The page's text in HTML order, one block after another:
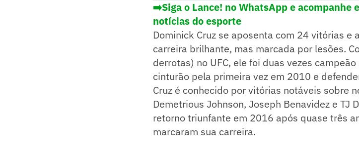
➡️Siga o Lance! no WhatsApp e acompanhe
notícias do esporte
Dominick Cruz se aposenta com 24 vitórias e
carreira brilhante, mas marcada por lesões.
derrotas) no UFC, ele foi duas vezes
cinturão pela primeira vez em 2010 e
Cruz é conhecido por vitórias notáveis sobre
Demetrious Johnson, Joseph Benavidez e TJ
retorno triunfante em 2016 após quase três
marcaram sua carreira.